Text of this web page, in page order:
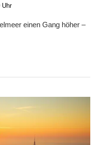
Uhr
einen Gang höher –